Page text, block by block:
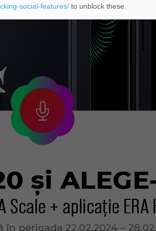
social-features/to unblock these.